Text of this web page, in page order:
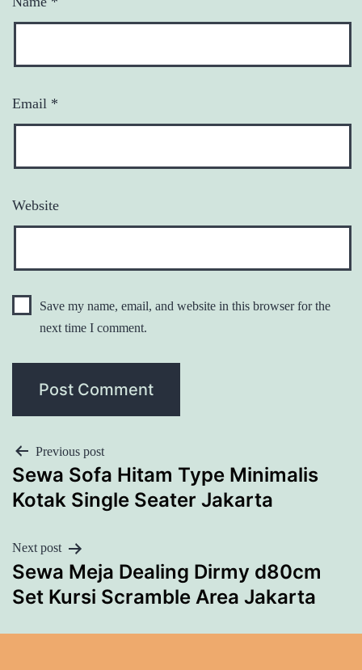
Email *
Website
Save my name, email, and website in this browser for the
next time I comment.
POST
NAVIGATION
Previous post
Sewa Sofa Hitam Type Minimalis
Kotak Single Seater Jakarta
Next post
Sewa Meja Dealing Dirmy d80cm
Set Kursi Scramble Area Jakarta